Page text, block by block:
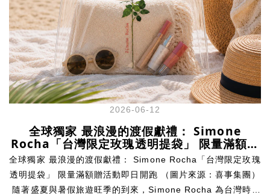
2026-06-12
全球獨家 最浪漫的渡假獻禮： Simone
Rocha「台灣限定玫瑰透明提袋」 限量滿額贈
活動即日開跑
全球獨家 最浪漫的渡假獻禮： Simone Rocha「台灣限定玫瑰
透明提袋」 限量滿額贈活動即日開跑 （圖片來源：喜事集團）
隨著盛夏與暑假旅遊旺季的到來，Simone Rocha 為台灣時尚